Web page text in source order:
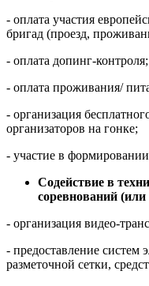
- оплата участия
бригад (проезд,
- оплата допинг-контроля;
- оплата проживания/
- организация
организаторов на гонке;
- участие в
Содействие в
соревнований
- организация видео-
- предоставление систем
разметочной сетки,